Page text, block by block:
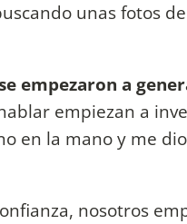
unas fotos
empezaron a
empiezan a
en la mano y me
nosotros